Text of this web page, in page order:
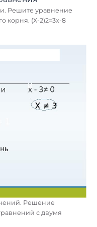
Решите уравнение
корня. (Х-2)2=3х-8
Решение
с двумя